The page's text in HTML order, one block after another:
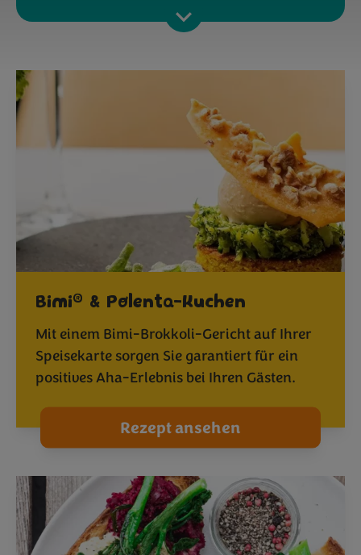
Bimi® & Polenta-Kuchen
Mit einem Bimi-Brokkoli-Gericht auf Ihrer
Speisekarte sorgen Sie garantiert für ein
positives Aha-Erlebnis bei Ihren Gästen.
Rezept ansehen